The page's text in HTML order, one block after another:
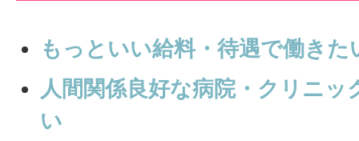
もっといい給料・待遇で働きた
人間関係良好な病院・クリニッ
い